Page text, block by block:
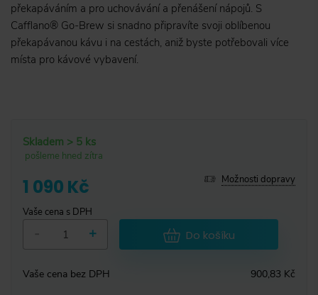
překapáváním a pro uchovávání a přenášení nápojů. S
Cafflano® Go-Brew si snadno připravíte svoji oblíbenou
překapávanou kávu i na cestách, aniž byste potřebovali více
místa pro kávové vybavení.
Skladem > 5 ks
pošleme hned zítra
1 090 Kč
Vaše cena s DPH
Možnosti dopravy
+ Do košíku
Vaše cena bez DPH 900,83 Kč